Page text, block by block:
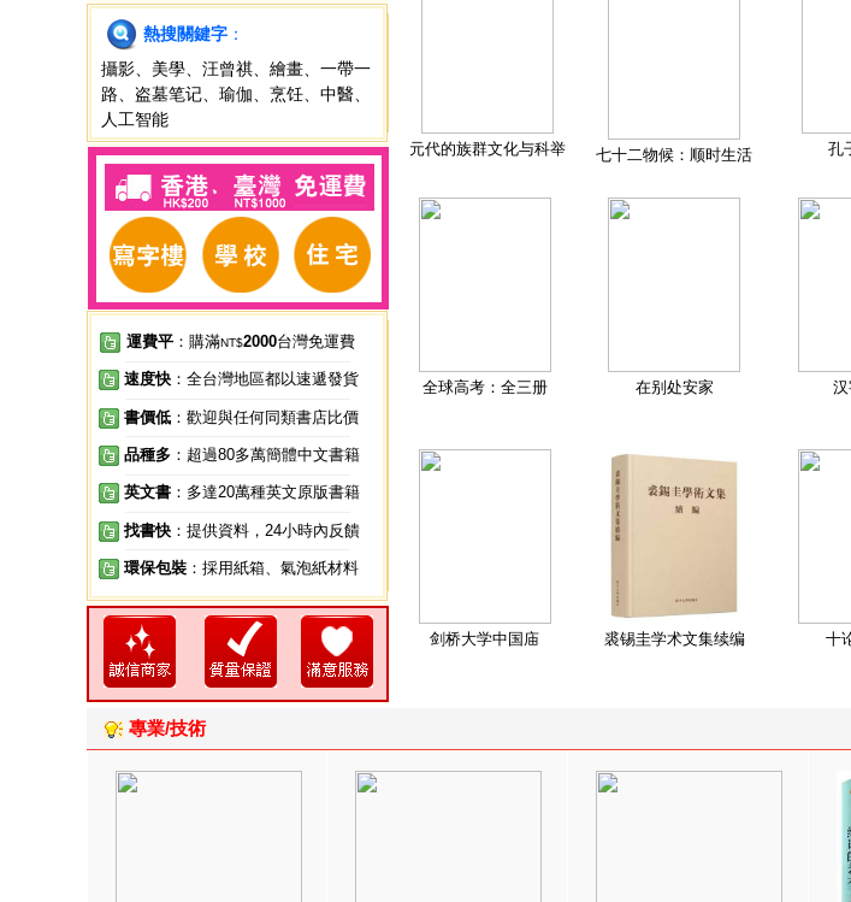
熱搜關鍵字 ：
攝影
美學 汪曾祺 繪畫
一帶一
路
盗墓笔记 瑜伽 烹饪 中醫
人工智能
運費平 ：購滿NT$2000台灣免運費
速度快 ：全台灣地區都以速遞發貨
書價低 ：歡迎與任何同類書店比價
品種多 ：超過80多萬簡體中文書籍
英文書 ：多達20萬種英文原版書籍
找書快 ：提供資料，24小時內反饋
環保包裝 ：採用紙箱、氣泡紙材料
元代的族群文化与科举 七十二物候：顺时生活 孔
全球高考：全三册 在别处安家 汉
剑桥大学中国庙 裘锡圭学术文集续编 十
專業/技術